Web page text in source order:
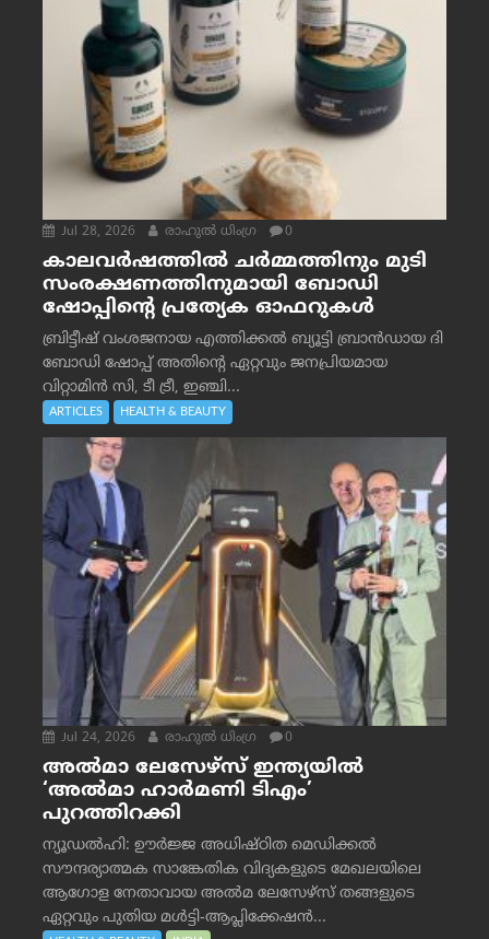
Jul 28, 2026 രാഹുല്‍ ധിംഗ്ര 0
കാലവർഷത്തിൽ ചർമ്മത്തിനും മുടി
സംരക്ഷണത്തിനുമായി ബോഡി
ഷോപ്പിന്റെ പ്രത്യേക ഓഫറുകൾ
ബ്രിട്ടീഷ് വംശജനായ എത്തിക്കൽ ബ്യൂട്ടി ബ്രാൻഡായ ദി
ബോഡി ഷോപ്പ് അതിന്റെ ഏറ്റവും ജനപ്രിയമായ
വിറ്റാമിൻ സി, ടീ ട്രീ, ഇഞ്ചി...
ARTICLES HEALTH & BEAUTY
Jul 24, 2026 രാഹുല്‍ ധിംഗ്ര 0
അൽമാ ലേസേഴ്സ് ഇന്ത്യയിൽ
‘അൽമാ ഹാർമണി ടിഎം’
പുറത്തിറക്കി
ന്യൂഡൽഹി: ഊർജ്ജ അധിഷ്ഠിത മെഡിക്കൽ
സൗന്ദര്യാത്മക സാങ്കേതിക വിദ്യകളുടെ മേഖലയിലെ
ആഗോള നേതാവായ അൽമ ലേസേഴ്സ് തങ്ങളുടെ
ഏറ്റവും പുതിയ മൾട്ടി-ആപ്ലിക്കേഷൻ...